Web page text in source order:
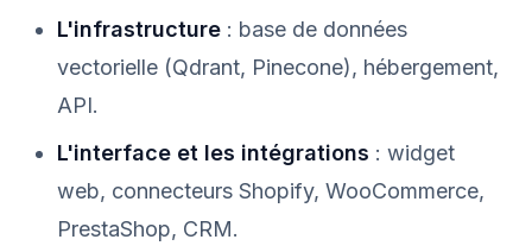
L'infrastructure : base de données
vectorielle (Qdrant, Pinecone), hébergement,
API.
L'interface et les intégrations : widget
web, connecteurs Shopify, WooCommerce,
PrestaShop, CRM.